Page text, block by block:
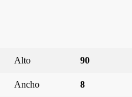
Alto 90
Ancho 8